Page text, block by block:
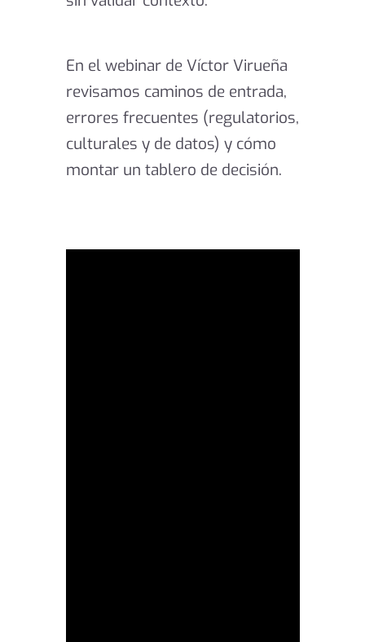
En el webinar de Víctor Virueña
revisamos caminos de entrada,
errores frecuentes (regulatorios,
culturales y de datos) y cómo
montar un tablero de decisión.